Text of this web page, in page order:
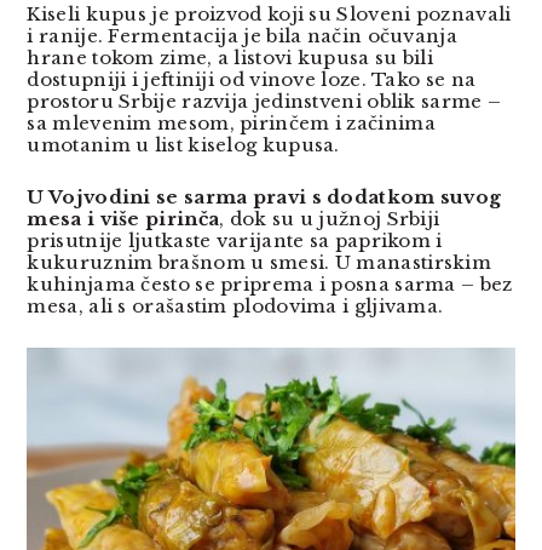
Kiseli kupus je proizvod koji su Sloveni poznavali
i ranije. Fermentacija je bila način očuvanja
hrane tokom zime, a listovi kupusa su bili
dostupniji i jeftiniji od vinove loze. Tako se na
prostoru Srbije razvija jedinstveni oblik sarme –
sa mlevenim mesom, pirinčem i začinima
umotanim u list kiselog kupusa.
U Vojvodini se sarma pravi s dodatkom suvog
mesa i više pirinča, dok su u južnoj Srbiji
prisutnije ljutkaste varijante sa paprikom i
kukuruznim brašnom u smesi. U manastirskim
kuhinjama često se priprema i posna sarma – bez
mesa, ali s orašastim plodovima i gljivama.